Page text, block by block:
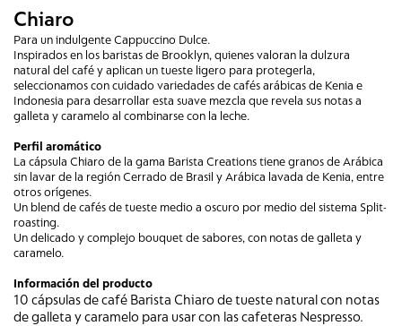
Chiaro
Para un indulgente Cappuccino Dulce.
Inspirados en los baristas de Brooklyn, quienes valoran la dulzura
natural del café y aplican un tueste ligero para protegerla,
seleccionamos con cuidado variedades de cafés arábicas de Kenia e
Indonesia para desarrollar esta suave mezcla que revela sus notas a
galleta y caramelo al combinarse con la leche.
Perfil aromático
La cápsula Chiaro de la gama Barista Creations tiene granos de Arábica
sin lavar de la región Cerrado de Brasil y Arábica lavada de Kenia, entre
otros orígenes.
Un blend de cafés de tueste medio a oscuro por medio del sistema Split-
roasting.
Un delicado y complejo bouquet de sabores, con notas de galleta y
caramelo.
Información del producto
10 cápsulas de café Barista Chiaro de tueste natural con notas
de galleta y caramelo para usar con las cafeteras Nespresso.